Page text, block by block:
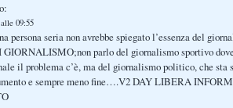
09:55
persona seria non avrebbe spiegato l’essenza del
GIORNALISMO;non parlo del giornalismo sportivo
il problema c’è, ma del giornalismo politico, che sta
e sempre meno fine….V2 DAY LIBERA